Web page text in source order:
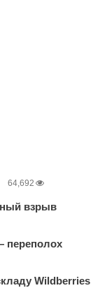
64,692
взрыв
переполох
Wildberries